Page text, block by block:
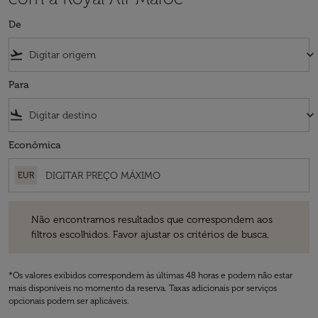
De
flight_takeoff keyboard_arrow_down
Para
flight_land keyboard_arrow_down
Econômica
EUR
Não encontramos resultados que correspondem aos
filtros escolhidos. Favor ajustar os critérios de busca.
*Os valores exibidos correspondem às últimas 48 horas e podem não estar
mais disponíveis no momento da reserva. Taxas adicionais por serviços
opcionais podem ser aplicáveis.